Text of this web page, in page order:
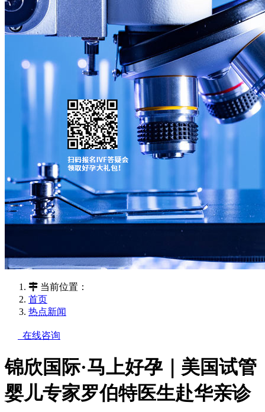
当前位置：
首页
热点新闻
在线咨询
锦欣国际·马上好孕｜美国试管
婴儿专家罗伯特医生赴华亲诊